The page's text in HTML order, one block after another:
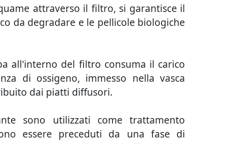
attraverso il filtro, si garantisce il
da degradare e le pellicole biologiche
all'interno del filtro consuma il carico
di ossigeno, immesso nella vasca
dai piatti diffusori.
sono utilizzati come trattamento
essere preceduti da una fase di